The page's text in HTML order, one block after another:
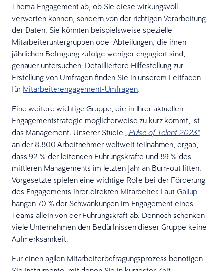
Thema Engagement ab, ob Sie diese wirkungsvoll
verwerten können, sondern von der richtigen Verarbeitung
der Daten. Sie könnten beispielsweise spezielle
Mitarbeiteruntergruppen oder Abteilungen, die ihren
jährlichen Befragung zufolge weniger engagiert sind,
genauer untersuchen. Detailliertere Hilfestellung zur
Erstellung von Umfragen finden Sie in unserem Leitfaden
für Mitarbeiterengagement-Umfragen.
Eine weitere wichtige Gruppe, die in Ihrer aktuellen
Engagementstrategie möglicherweise zu kurz kommt, ist
das Management. Unserer Studie „Pulse of Talent 2023“,
an der 8.800 Arbeitnehmer weltweit teilnahmen, ergab,
dass 92 % der leitenden Führungskräfte und 89 % des
mittleren Managements im letzten Jahr an Burn-out litten.
Vorgesetzte spielen eine wichtige Rolle bei der Förderung
des Engagements ihrer direkten Mitarbeiter. Laut Gallup
hängen 70 % der Schwankungen im Engagement eines
Teams allein von der Führungskraft ab. Dennoch schenken
viele Unternehmen den Bedürfnissen dieser Gruppe keine
Aufmerksamkeit.
Für einen agilen Mitarbeiterbefragungsprozess benötigen